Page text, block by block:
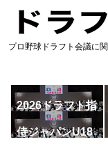
プロ野球ドラフト会議に
2026ドラフト指
名予想
侍ジャパンU18